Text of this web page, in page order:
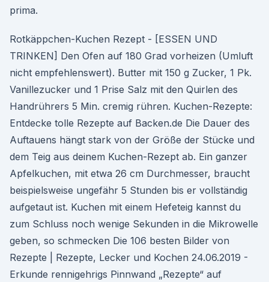
prima.
Rotkäppchen-Kuchen Rezept - [ESSEN UND
TRINKEN] Den Ofen auf 180 Grad vorheizen (Umluft
nicht empfehlenswert). Butter mit 150 g Zucker, 1 Pk.
Vanillezucker und 1 Prise Salz mit den Quirlen des
Handrührers 5 Min. cremig rühren. Kuchen-Rezepte:
Entdecke tolle Rezepte auf Backen.de Die Dauer des
Auftauens hängt stark von der Größe der Stücke und
dem Teig aus deinem Kuchen-Rezept ab. Ein ganzer
Apfelkuchen, mit etwa 26 cm Durchmesser, braucht
beispielsweise ungefähr 5 Stunden bis er vollständig
aufgetaut ist. Kuchen mit einem Hefeteig kannst du
zum Schluss noch wenige Sekunden in die Mikrowelle
geben, so schmecken Die 106 besten Bilder von
Rezepte | Rezepte, Lecker und Kochen 24.06.2019 -
Erkunde rennigehrigs Pinnwand „Rezepte“ auf